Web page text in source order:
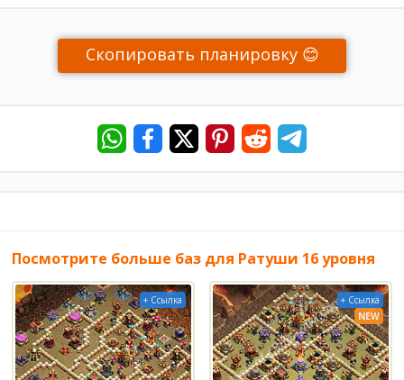
Скопировать планировку 😊
Посмотрите больше баз для Ратуши 16 уровня
+ Ссылка
+ Ссылка
NEW